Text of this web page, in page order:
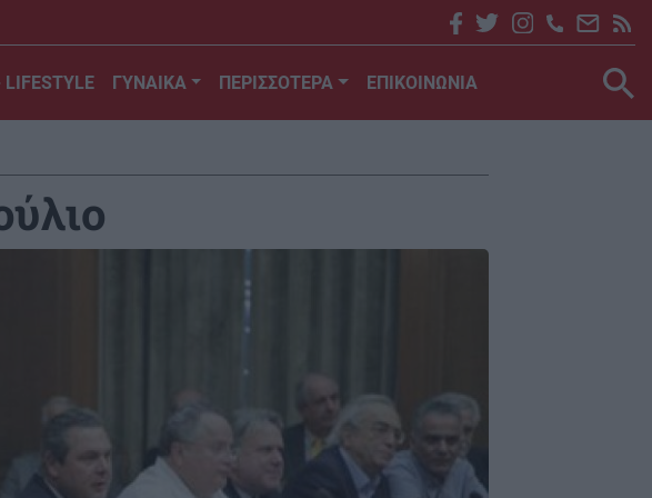
LIFESTYLE ΓΥΝΑΙΚΑ ΠΕΡΙΣΣΟΤΕΡΑ ΕΠΙΚΟΙΝΩΝΙΑ